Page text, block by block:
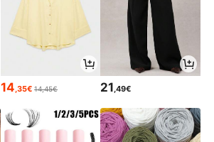
14,35€ 14,45€ 21,49€